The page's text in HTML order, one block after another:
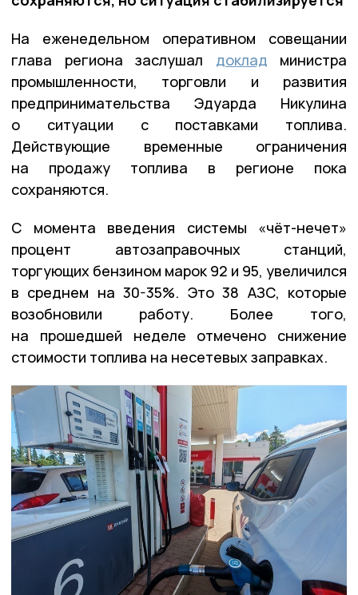
На еженедельном оперативном совещании
глава региона заслушал доклад министра
промышленности, торговли и развития
предпринимательства Эдуарда Никулина
о ситуации с поставками топлива.
Действующие временные ограничения
на продажу топлива в регионе пока
сохраняются.
С момента введения системы «чёт-нечет»
процент автозаправочных станций,
торгующих бензином марок 92 и 95, увеличился
в среднем на 30-35%. Это 38 АЗС, которые
возобновили работу. Более того,
на прошедшей неделе отмечено снижение
стоимости топлива на несетевых заправках.